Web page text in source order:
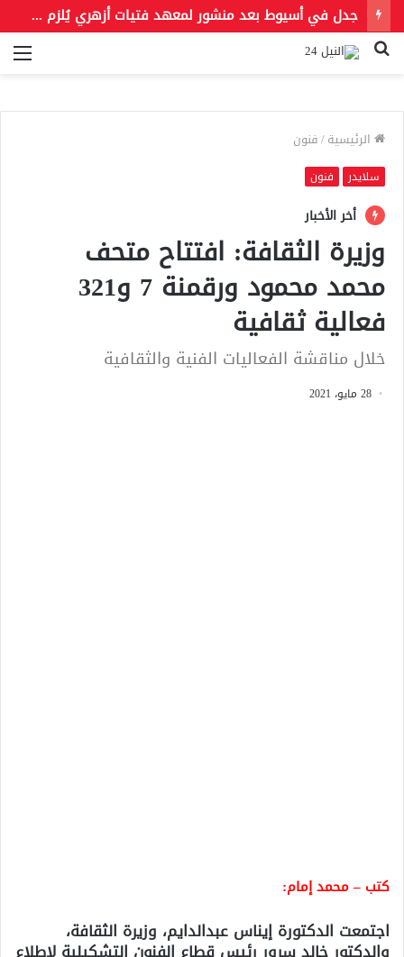
جدل في أسيوط بعد منشور لمعهد فتيات أزهري يُلزم الطالبات بالخمار ويمنع الطرح والأحذية المفتوحة
بحث
الرئيسية/فنون
سلايدر فنون
أخر الأخبار
وزيرة الثقافة: افتتاح متحف
محمد محمود ورقمنة 7 و321
فعالية ثقافية
خلال مناقشة الفعاليات الفنية والثقافية
28 مايو، 2021
كتب – محمد إمام:
اجتمعت الدكتورة إيناس عبدالدايم، وزيرة الثقافة،